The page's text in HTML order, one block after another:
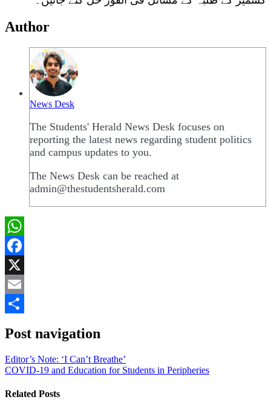
Author
News Desk
The Students' Herald News Desk focuses on
reporting the latest news regarding student politics
and campus updates to you.
The News Desk can be reached at
admin@thestudentsherald.com
WhatsApp
Facebook
X
Email
Post navigation
Editor’s Note: ‘I Can’t Breathe’
COVID-19 and Education for Students in Peripheries
Related Posts